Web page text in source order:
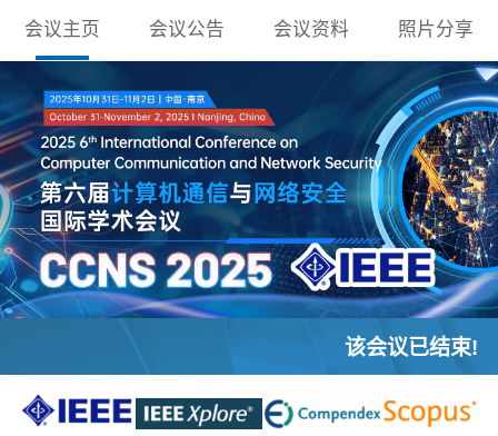
会议主页 会议公告 会议资料 照片分享
该会议已结束!